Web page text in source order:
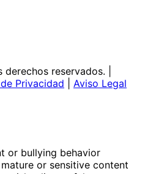
derechos reservados. |
Privacidad Aviso Legal
or bullying behavior
or sensitive content